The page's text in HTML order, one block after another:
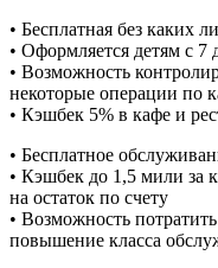
• Бесплатная без каких
• Оформляется детям с 7
• Возможность
некоторые операции по
• Кэшбек 5% в кафе и
• Бесплатное
• Кэшбек до 1,5 мили за
на остаток по счету
• Возможность
повышение класса